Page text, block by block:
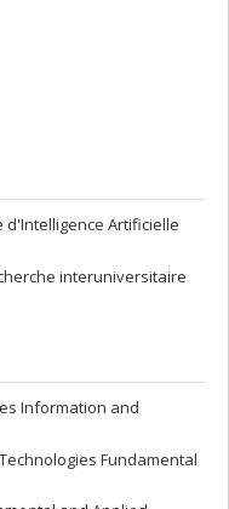
Artificielle
interuniversitaire
Information and
Fundamental